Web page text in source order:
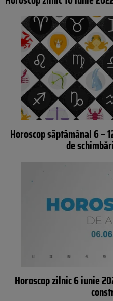
Horoscop săptămânal 6 –
de
Horoscop zilnic 6 iunie